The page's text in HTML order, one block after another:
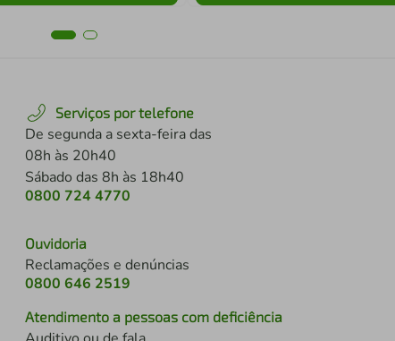
Serviços por telefone
De segunda a sexta-feira das
08h às 20h40
Sábado das 8h às 18h40
0800 724 4770
Ouvidoria
Reclamações e denúncias
0800 646 2519
Atendimento a pessoas com deficiência